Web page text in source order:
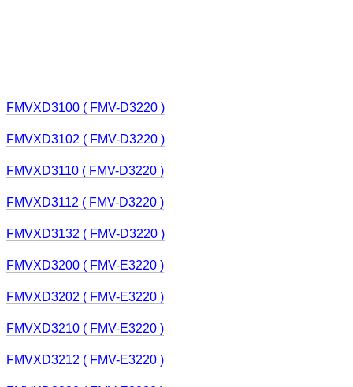
FMVXD3100 ( FMV-D3220 )
FMVXD3102 ( FMV-D3220 )
FMVXD3110 ( FMV-D3220 )
FMVXD3112 ( FMV-D3220 )
FMVXD3132 ( FMV-D3220 )
FMVXD3200 ( FMV-E3220 )
FMVXD3202 ( FMV-E3220 )
FMVXD3210 ( FMV-E3220 )
FMVXD3212 ( FMV-E3220 )